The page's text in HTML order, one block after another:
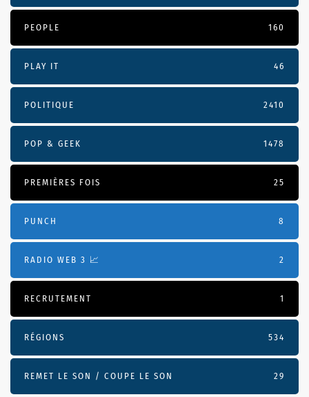
PEOPLE 160
PLAY IT 46
POLITIQUE 2410
POP & GEEK 1478
PREMIÈRES FOIS 25
PUNCH 8
RADIO WEB 3 📈 2
RECRUTEMENT 1
RÉGIONS 534
REMET LE SON / COUPE LE SON 29